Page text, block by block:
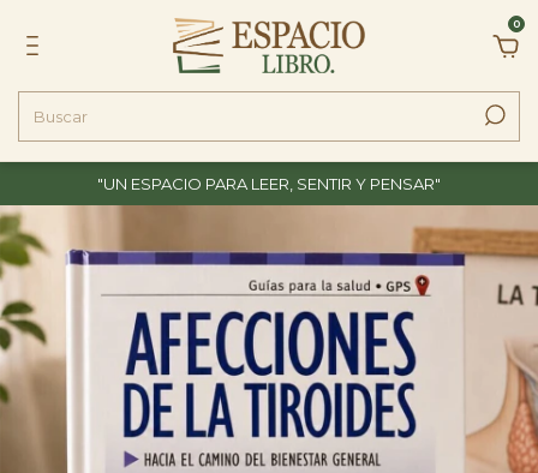
0
"UN ESPACIO PARA LEER, SENTIR Y PENSAR"